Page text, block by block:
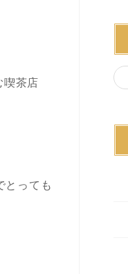
喫茶店
とっても